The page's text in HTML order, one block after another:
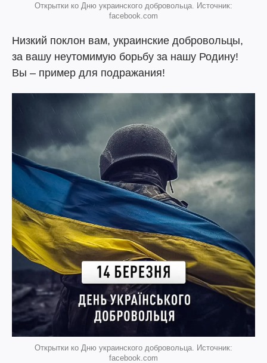
Открытки ко Дню украинского добровольца. Источник:
facebook.com
Низкий поклон вам, украинские добровольцы,
за вашу неутомимую борьбу за нашу Родину!
Вы – пример для подражания!
Открытки ко Дню украинского добровольца. Источник:
facebook.com